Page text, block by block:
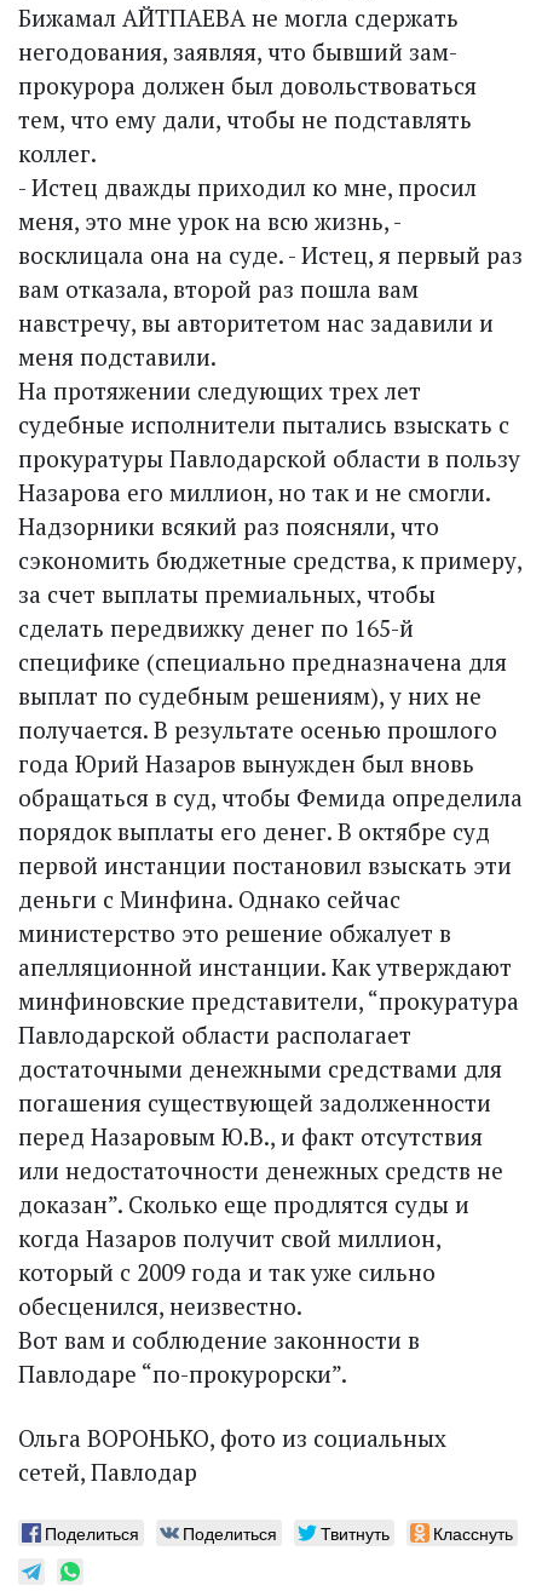
Бижамал АЙТПАЕВА не могла сдержать
негодования, заявляя, что бывший зам­
прокурора должен был довольствоваться
тем, что ему дали, чтобы не подставлять
коллег.
- Истец дважды приходил ко мне, просил
меня, это мне урок на всю жизнь, -
восклицала она на суде. - Истец, я первый раз
вам отказала, второй раз пошла вам
навстречу, вы авторитетом нас задавили и
меня подставили.
На протяжении следующих трех лет
судебные исполнители пытались взыскать с
прокуратуры Павлодарской области в пользу
Назарова его миллион, но так и не смогли.
Надзорники всякий раз поясняли, что
сэкономить бюджетные средства, к примеру,
за счет выплаты премиальных, чтобы
сделать передвижку денег по 165-й
специфике (специально предназначена для
выплат по судебным решениям), у них не
получается. В результате осенью прошлого
года Юрий Назаров вынужден был вновь
обращаться в суд, чтобы Фемида определила
порядок выплаты его денег. В октябре суд
первой инстанции постановил взыскать эти
деньги с Минфина. Однако сейчас
министерство это решение обжалует в
апелляционной инстанции. Как утверждают
минфиновские представители, “прокуратура
Павлодарской области располагает
достаточными денежными средствами для
погашения существующей задолженности
перед Назаровым Ю.В., и факт отсутствия
или недостаточности денежных средств не
доказан”. Сколько еще продлятся суды и
когда Назаров получит свой миллион,
который с 2009 года и так уже сильно
обесценился, неизвестно.
Вот вам и соблюдение законности в
Павлодаре “по-прокурорски”.
Ольга ВОРОНЬКО, фото из социальных
сетей, Павлодар
Поделиться Поделиться Твитнуть Класснуть